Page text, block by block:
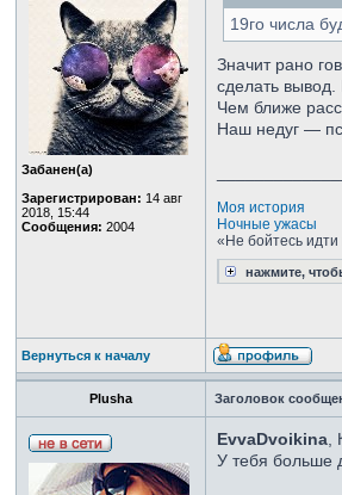
Забанен(а)
Зарегистрирован: 14 авг
2018, 15:44
Сообщения: 2004
19го числа
Значит рано
сделать
Чем ближе
Наш недуг —
Моя история
Ночные ужасы
«Не бойтесь
нажмите,
Вернуться к началу
Plusha Заголовок
EvvaDvoikina
У тебя больше